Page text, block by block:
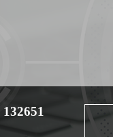
132651